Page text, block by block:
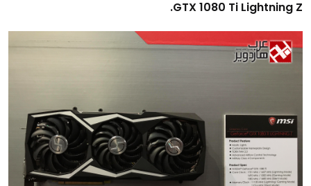
GTX 1080 Ti Lightning Z.